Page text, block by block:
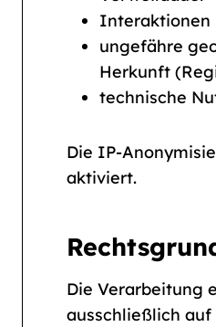
Interaktionen
ungefähre
Herkunft
technische
Die IP-
aktiviert.
Die Verarbeitung
ausschließlich auf